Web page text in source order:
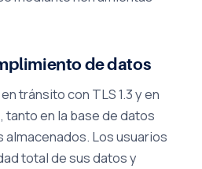
de datos
tránsito con TLS 1.3 y en
tanto en la base de datos
almacenados. Los usuarios
total de sus datos y